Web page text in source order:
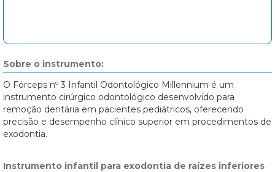
Sobre o instrumento:
O Fórceps nº 3 Infantil Odontológico Millennium é um
instrumento cirúrgico odontológico desenvolvido para
remoção dentária em pacientes pediátricos, oferecendo
precisão e desempenho clínico superior em procedimentos de
exodontia.
Instrumento infantil para exodontia de raízes inferiores